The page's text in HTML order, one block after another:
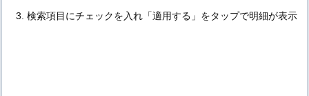
検索項目にチェックを入れ「適用する」をタップで明細が表示